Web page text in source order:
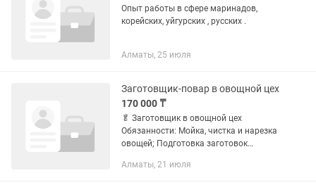
Опыт работы в сфере маринадов,
корейских, уйгурских , русских .
Алматы, 25 июля
Заготовщик-повар в овощной цех
170 000 ₸
🥬 Заготовщик в овощной цех
Обязанности: Мойка, чистка и нарезка
овощей; Подготовка заготовок
санитарных норм и порядка на
Алматы, 21 июля